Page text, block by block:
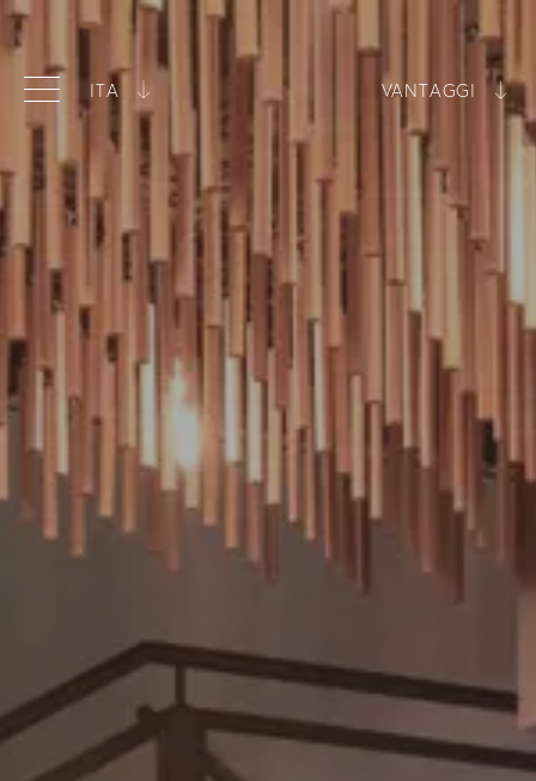
ITA
ENG
VANTAGGI
Miglior prezzo garantito
Tipologie di camere in esclusiva
Piscina inclusa